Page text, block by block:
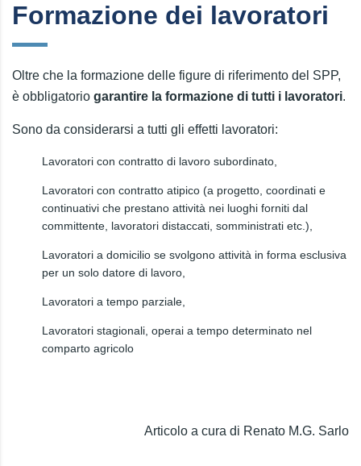
Formazione dei lavoratori
Oltre che la formazione delle figure di riferimento del SPP,
è obbligatorio garantire la formazione di tutti i lavoratori.
Sono da considerarsi a tutti gli effetti lavoratori:
Lavoratori con contratto di lavoro subordinato,
Lavoratori con contratto atipico (a progetto, coordinati e
continuativi che prestano attività nei luoghi forniti dal
committente, lavoratori distaccati, somministrati etc.),
Lavoratori a domicilio se svolgono attività in forma esclusiva
per un solo datore di lavoro,
Lavoratori a tempo parziale,
Lavoratori stagionali, operai a tempo determinato nel
comparto agricolo
Articolo a cura di Renato M.G. Sarlo